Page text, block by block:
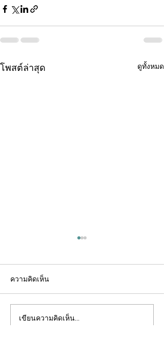
โพสต์ล่าสุด ดูทั้งหมด
“ฉนวนเยื่อกระดาษ" ทาง
ความคิดเห็น
เขียนความคิดเห็น…